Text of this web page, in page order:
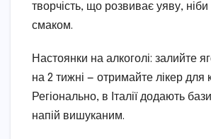
творчість, що розвиває уяву,
смаком.
Настоянки на алкоголі: залийте
на 2 тижні — отримайте лікер для
Регіонально, в Італії додають
напій вишуканим.